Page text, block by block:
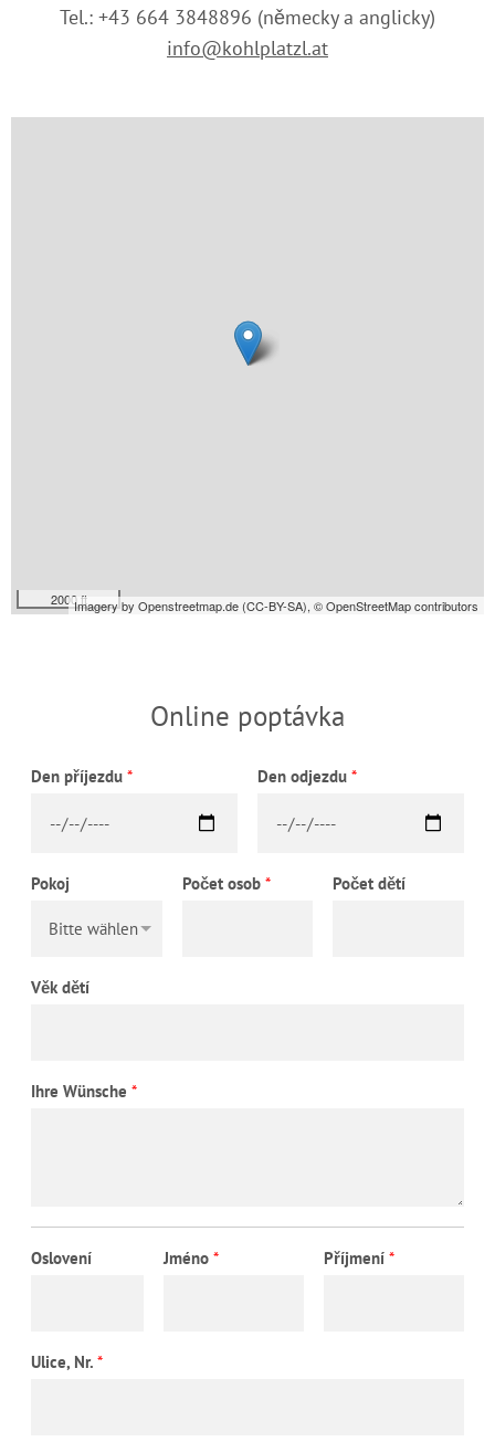
Tel.: +43 664 3848896 (německy a anglicky)
info@kohlplatzl.at
2000 ftImagery by Openstreetmap.de (CC-BY-SA), © OpenStreetMap contributors
Online poptávka
Den příjezdu * Den odjezdu *
Pokoj Počet osob * Počet dětí
Věk dětí
Ihre Wünsche *
Oslovení Jméno * Příjmení *
Ulice, Nr. *